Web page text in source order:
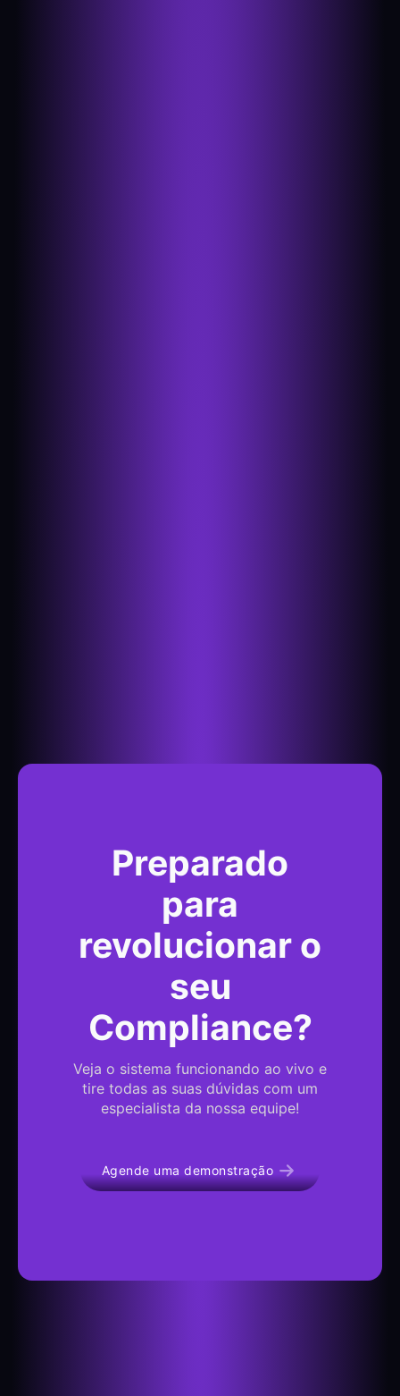
Preparado
para
revolucionar o
seu
Compliance?
Veja o sistema funcionando ao vivo e
tire todas as suas dúvidas com um
especialista da nossa equipe!
Agende uma demonstração